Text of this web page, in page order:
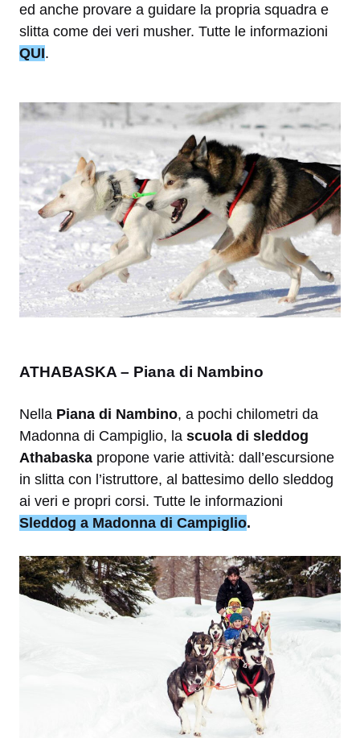
ed anche provare a guidare la propria squadra e
slitta come dei veri musher. Tutte le informazioni
QUI.
ATHABASKA – Piana di Nambino
Nella Piana di Nambino, a pochi chilometri da
Madonna di Campiglio, la scuola di sleddog
Athabaska propone varie attività: dall’escursione
in slitta con l’istruttore, al battesimo dello sleddog
ai veri e propri corsi. Tutte le informazioni
Sleddog a Madonna di Campiglio.